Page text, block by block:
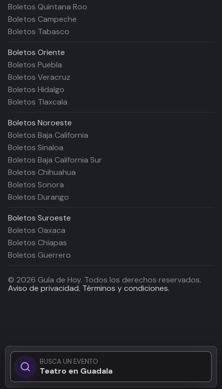
BUSCA UN EVENTO
Teatro en Guadalajara
Boletos Quintana Roo
Boletos Campeche
Boletos Tabasco
Boletos Oriente
Boletos Puebla
Boletos Veracruz
Boletos Hidalgo
Boletos Tlaxcala
Boletos Noroeste
Boletos Baja California
Boletos Sinaloa
Boletos Baja California Sur
Boletos Chihuahua
Boletos Sonora
Boletos Durango
Boletos Suroeste
Boletos Oaxaca
Boletos Chiapas
Boletos Guerrero
© 2026 Guía de Hoy. Todos los derechos reservados.
Aviso de privacidad. Términos y condiciones.